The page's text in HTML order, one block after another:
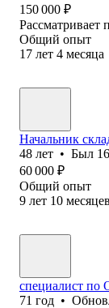
150 000 ₽
Рассматривает
Общий опыт
17 лет 4 месяца
Начальник
48 лет • Был
60 000 ₽
Общий опыт
9 лет 10 месяцев
специалист
71 год •